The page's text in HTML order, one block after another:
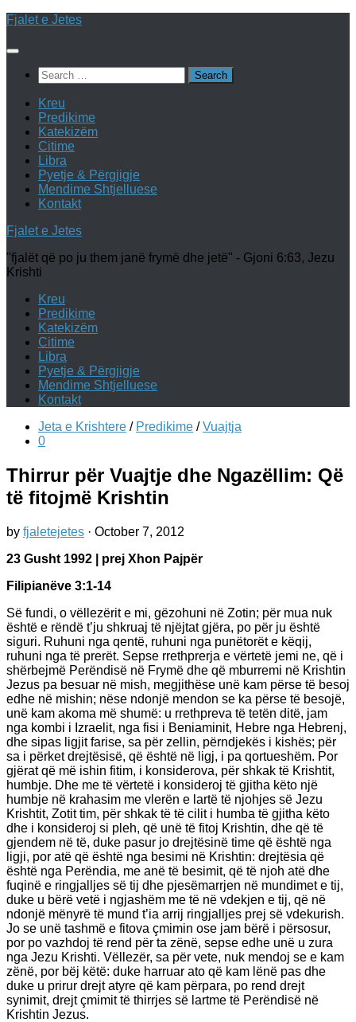
Skip
content
Fjalet e Jetes
Search
for:
Kreu
Predikime
Katekizëm
Citime
Libra
Pyetje & Përgjigje
Mendime Shtjelluese
Kontakt
Fjalet e Jetes
"fjalët që po ju them janë frymë dhe jetë" - Gjoni 6:63, Jezu
Krishti
Kreu
Predikime
Katekizëm
Citime
Libra
Pyetje & Përgjigje
Mendime Shtjelluese
Kontakt
Jeta e Krishtere / Predikime / Vuajtja
0
Thirrur për Vuajtje dhe Ngazëllim: Që
të fitojmë Krishtin
by fjaletejetes · October 7, 2012
23 Gusht 1992 | prej Xhon Pajpër
Filipianëve 3:1-14
Së fundi, o vëllezërit e mi, gëzohuni në Zotin; për mua nuk
është e rëndë t’ju shkruaj të njëjtat gjëra, po për ju është
siguri. Ruhuni nga qentë, ruhuni nga punëtorët e këqij,
ruhuni nga të prerët. Sepse rrethprerja e vërtetë jemi ne, që i
shërbejmë Perëndisë në Frymë dhe që mburremi në Krishtin
Jezus pa besuar në mish, megjithëse unë kam përse të besoj
edhe në mishin; nëse ndonjë mendon se ka përse të besojë,
unë kam akoma më shumë: u rrethpreva të tetën ditë, jam
nga kombi i Izraelit, nga fisi i Beniaminit, Hebre nga Hebrenj,
dhe sipas ligjit farise, sa për zellin, përndjekës i kishës; për
sa i përket drejtësisë, që është në ligj, i pa qortueshëm. Por
gjërat që më ishin fitim, i konsiderova, për shkak të Krishtit,
humbje. Dhe me të vërtetë i konsideroj të gjitha këto një
humbje në krahasim me vlerën e lartë të njohjes së Jezu
Krishtit, Zotit tim, për shkak të të cilit i humba të gjitha këto
dhe i konsideroj si pleh, që unë të fitoj Krishtin, dhe që të
gjendem në të, duke pasur jo drejtësinë time që është nga
ligji, por atë që është nga besimi në Krishtin: drejtësia që
është nga Perëndia, me anë të besimit, që të njoh atë dhe
fuqinë e ringjalljes së tij dhe pjesëmarrjen në mundimet e tij,
duke u bërë vetë i ngjashëm me të në vdekjen e tij, që në
ndonjë mënyrë të mund t’ia arrij ringjalljes prej së vdekurish.
Jo se unë tashmë e fitova çmimin ose jam bërë i përsosur,
por po vazhdoj të rend për ta zënë, sepse edhe unë u zura
nga Jezu Krishti. Vëllezër, sa për vete, nuk mendoj se e kam
zënë, por bëj këtë: duke harruar ato që kam lënë pas dhe
duke u prirur drejt atyre që kam përpara, po rend drejt
synimit, drejt çmimit të thirrjes së lartme të Perëndisë në
Krishtin Jezus.